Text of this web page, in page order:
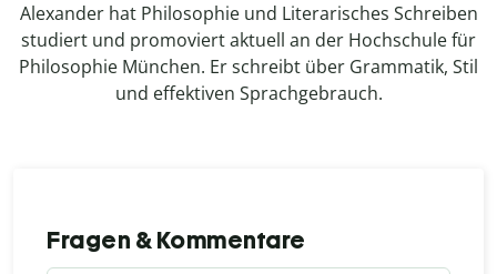
Alexander hat Philosophie und Literarisches Schreiben
studiert und promoviert aktuell an der Hochschule für
Philosophie München. Er schreibt über Grammatik, Stil
und effektiven Sprachgebrauch.
Fragen & Kommentare